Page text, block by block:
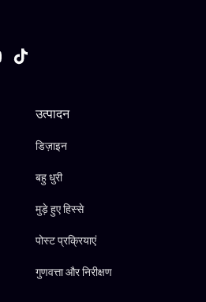
उत्पादन
डिज़ाइन
बहु धुरी
मुड़े हुए हिस्से
पोस्ट प्रक्रियाएं
गुणवत्ता और निरीक्षण